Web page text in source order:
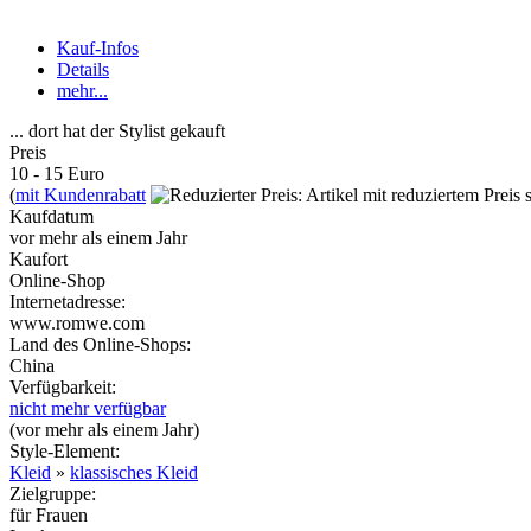
Kauf-Infos
Details
mehr...
... dort hat der Stylist gekauft
Preis
10 - 15 Euro
(mit Kundenrabatt
Kaufdatum
vor mehr als einem Jahr
Kaufort
Online-Shop
Internetadresse:
www.romwe.com
Land des Online-Shops:
China
Verfügbarkeit:
nicht mehr verfügbar
(vor mehr als einem Jahr)
Style-Element:
Kleid » klassisches Kleid
Zielgruppe:
für Frauen